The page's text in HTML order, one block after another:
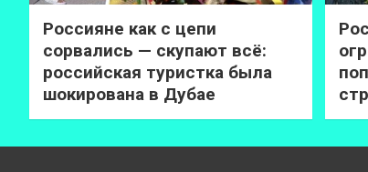
Россияне как с цепи
сорвались — скупают всё:
российская туристка была
шокирована в Дубае